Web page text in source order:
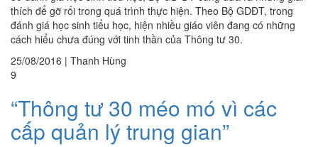
thích để gỡ rối trong quá trình thực hiện. Theo Bộ GDĐT, trong
đánh giá học sinh tiểu học, hiện nhiều giáo viên đang có những
cách hiểu chưa đúng với tinh thần của Thông tư 30.
25/08/2016 | Thanh Hùng
9
“Thông tư 30 méo mó vì các
cấp quản lý trung gian”